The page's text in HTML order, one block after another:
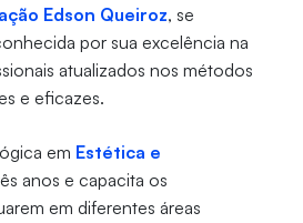
Edson Queiroz, se
por sua excelência na
atualizados nos métodos
e eficazes.
em Estética e
anos e capacita os
em diferentes áreas